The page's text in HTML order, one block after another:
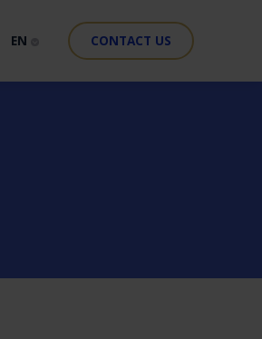
EN CONTACT US